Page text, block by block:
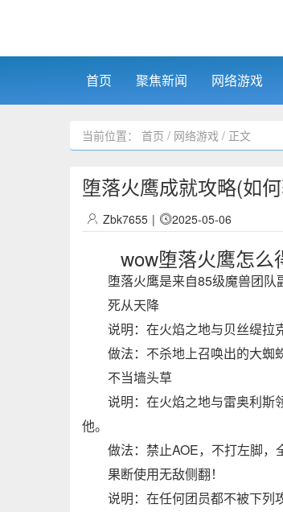
首页 聚焦新闻 网络游戏
当前位置： 首页 / 网络游戏 / 正文
堕落火鹰成就攻略(如
Zbk7655 | 2025-05-06
wow堕落火鹰怎么
堕落火鹰是来自85级魔兽团队
死从天降
说明：在火焰之地与贝丝缇拉
做法：不杀地上召唤出的大蜘
不当墙头草
说明：在火焰之地与雷奥利斯
他。
做法：禁止AOE，不打左脚，
果断使用无敌侧翻！
说明：在任何团员都不被下列